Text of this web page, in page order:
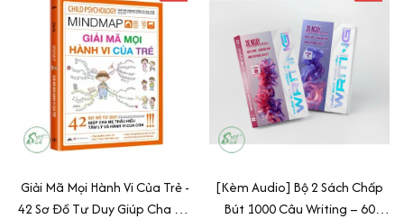
Giải Mã Mọi Hành Vi Của Trẻ -
42 Sơ Đồ Tư Duy Giúp Cha Mẹ
[Kèm Audio] Bộ 2 Sách Chấp
Bút 1000 Câu Writing – 60